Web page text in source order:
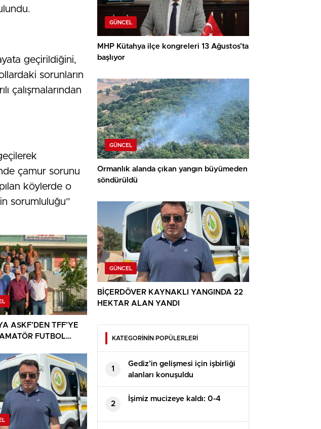
geçirildiğini,
sorunların
çalışmalarından
çamur sorunu
köylerde o
sorumluluğu”
ASKF’DEN TFF’YE
FUTBOL
GÜNCEL
MHP Kütahya ilçe kongreleri 13 Ağustos’ta
başlıyor
GÜNCEL
Ormanlık alanda çıkan yangın büyümeden
söndürüldü
GÜNCEL
BİÇERDÖVER KAYNAKLI YANGINDA 22
HEKTAR ALAN YANDI
KATEGORİNİN POPÜLERLERİ
1
Gediz’in gelişmesi için işbirliği
alanları konuşuldu
2
İşimiz mucizeye kaldı: 0-4